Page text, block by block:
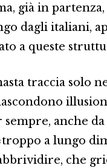
già in
dagli italiani,
a queste
traccia solo
anche
a lungo
che